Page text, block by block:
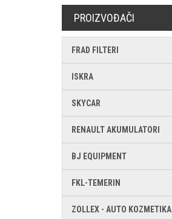
PROIZVOĐAČI
FRAD FILTERI
ISKRA
SKYCAR
RENAULT AKUMULATORI
BJ EQUIPMENT
FKL-TEMERIN
ZOLLEX - AUTO KOZMETIKA